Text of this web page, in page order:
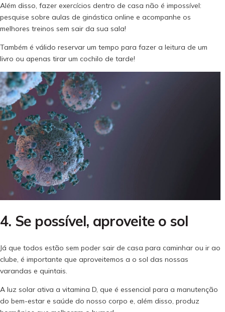
Além disso, fazer exercícios dentro de casa não é impossível:
pesquise sobre aulas de ginástica online e acompanhe os
melhores treinos sem sair da sua sala!
Também é válido reservar um tempo para fazer a leitura de um
livro ou apenas tirar um cochilo de tarde!
4. Se possível, aproveite o sol
Já que todos estão sem poder sair de casa para caminhar ou ir ao
clube, é importante que aproveitemos a o sol das nossas
varandas e quintais.
A luz solar ativa a vitamina D, que é essencial para a manutenção
do bem-estar e saúde do nosso corpo e, além disso, produz